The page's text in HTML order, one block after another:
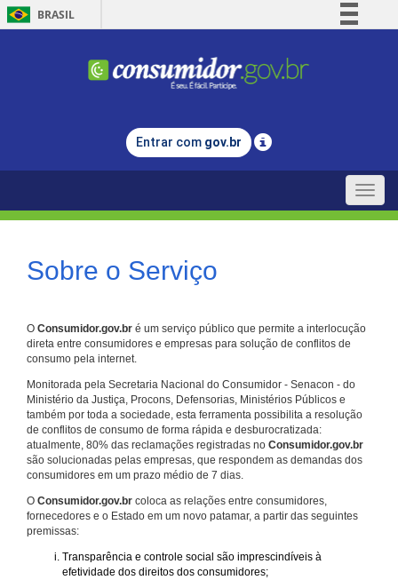
BRASIL
Comunica BR
Legislação
Entrar com gov.br
Toggle
Sobre o Serviço
O Consumidor.gov.br é um serviço público que permite a interlocução
direta entre consumidores e empresas para solução de conflitos de
consumo pela internet.
Monitorada pela Secretaria Nacional do Consumidor - Senacon - do
Ministério da Justiça, Procons, Defensorias, Ministérios Públicos e
também por toda a sociedade, esta ferramenta possibilita a resolução
de conflitos de consumo de forma rápida e desburocratizada:
atualmente, 80% das reclamações registradas no Consumidor.gov.br
são solucionadas pelas empresas, que respondem as demandas dos
consumidores em um prazo médio de 7 dias.
O Consumidor.gov.br coloca as relações entre consumidores,
fornecedores e o Estado em um novo patamar, a partir das seguintes
premissas:
Transparência e controle social são imprescindíveis à
efetividade dos direitos dos consumidores;